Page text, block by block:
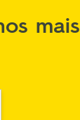
mais